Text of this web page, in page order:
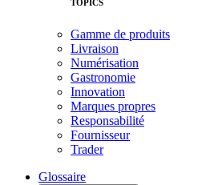
TOPICS
Gamme de produits
Livraison
Numérisation
Gastronomie
Innovation
Marques propres
Responsabilité
Fournisseur
Trader
Glossaire